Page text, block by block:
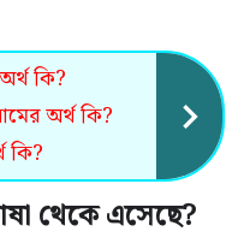
কি?
অর্থ কি?
কি?
থেকে এসেছে?